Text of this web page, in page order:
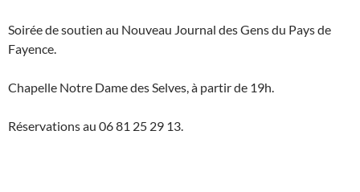
Soirée de soutien au Nouveau Journal des Gens du Pays de
Fayence.
Chapelle Notre Dame des Selves, à partir de 19h.
Réservations au 06 81 25 29 13.